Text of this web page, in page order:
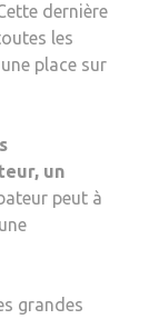
dernière
les
place sur
un
peut à
grandes